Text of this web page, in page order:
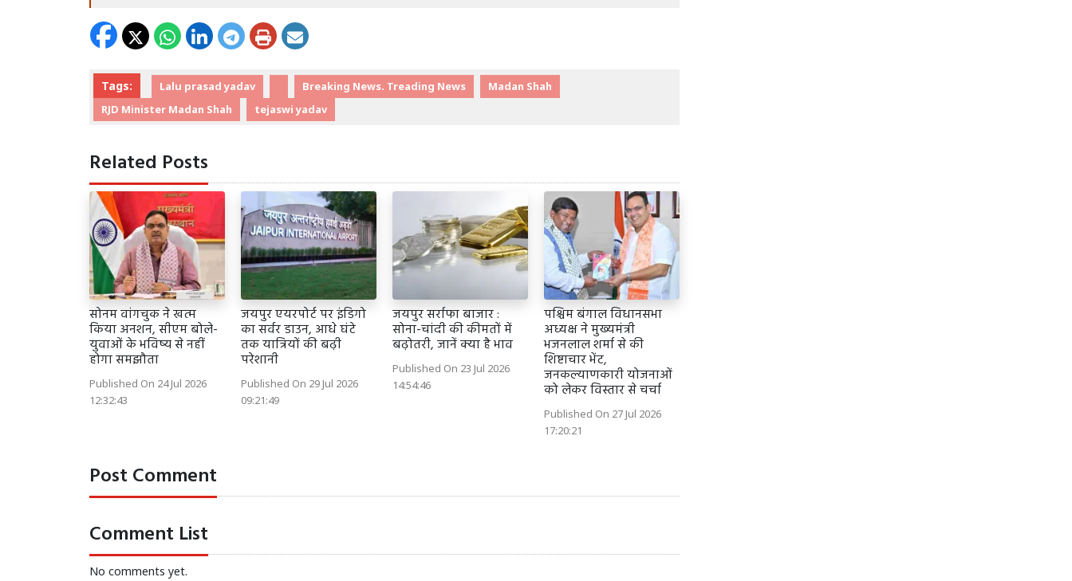
Tags: Lalu prasad yadav Breaking News. Treading News
Madan Shah
RJD Minister Madan Shah
tejaswi yadav
Related Posts
सोनम वांगचुक ने खत्म
किया अनशन, सीएम बोले-
युवाओं के भविष्य से नहीं
होगा समझौता
Published On 24 Jul 2026
12:32:43
जयपुर एयरपोर्ट पर इंडिगो
का सर्वर डाउन, आधे घंटे
तक यात्रियों की बढ़ी
परेशानी
Published On 29 Jul 2026
09:21:49
जयपुर सर्राफा बाजार :
सोना-चांदी की कीमतों में
बढ़ोतरी, जानें क्या है भाव
Published On 23 Jul 2026
14:54:46
पश्चिम बंगाल विधानसभा
अध्यक्ष ने मुख्यमंत्री
भजनलाल शर्मा से की
शिष्टाचार भेंट,
जनकल्याणकारी योजनाओं
को लेकर विस्तार से चर्चा
Published On 27 Jul 2026
17:20:21
Post Comment
Comment List
No comments yet.